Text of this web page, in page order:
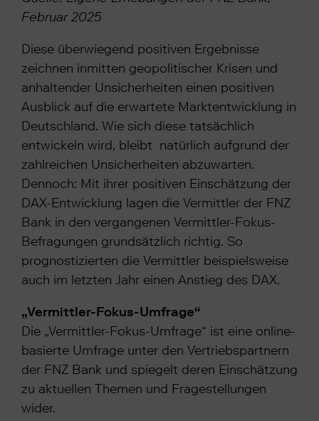
Februar 2025
Diese überwiegend positiven Ergebnisse
zeichnen inmitten geopolitischer Krisen und
anhaltender Unsicherheiten einen positiven
Ausblick auf die erwartete Marktentwicklung in
Deutschland. Wie sich diese tatsächlich
entwickeln wird, bleibt natürlich aufgrund der
zahlreichen Unsicherheiten abzuwarten.
Dennoch: Mit ihrer positiven Einschätzung der
DAX-Entwicklung lagen die Vermittler der FNZ
Bank in den vergangenen Vermittler-Fokus-
Befragungen grundsätzlich richtig. So
prognostizierten die Vermittler beispielsweise
auch im letzten Jahr einen Anstieg des DAX.
„Vermittler-Fokus-Umfrage“
Die „Vermittler-Fokus-Umfrage“ ist eine online-
basierte Umfrage unter den Vertriebspartnern
der FNZ Bank und spiegelt deren Einschätzung
zu aktuellen Themen und Fragestellungen
wider.